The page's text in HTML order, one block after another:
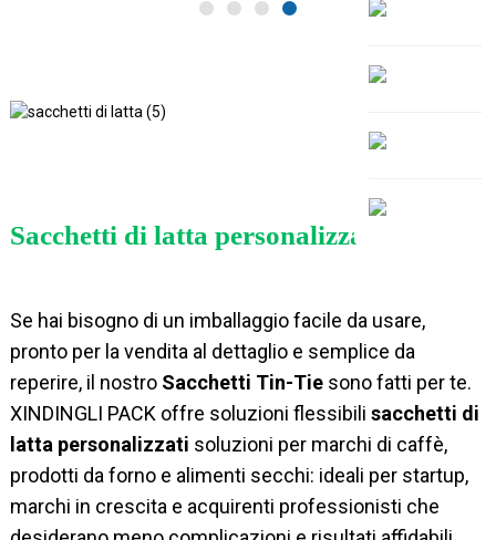
Sacchetti di latta personalizzati
Se hai bisogno di un imballaggio facile da usare,
pronto per la vendita al dettaglio e semplice da
reperire, il nostro Sacchetti Tin-Tiesono fatti per te.
XINDINGLI PACK offre soluzioni flessibili sacchetti di
latta personalizzati soluzioni per marchi di caffè,
prodotti da forno e alimenti secchi: ideali per startup,
marchi in crescita e acquirenti professionisti che